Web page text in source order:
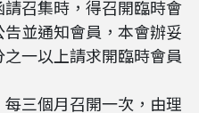
召集時，得召開臨時會
並通知會員，本會辦妥
一以上請求開臨時會員
月召開一次，由理